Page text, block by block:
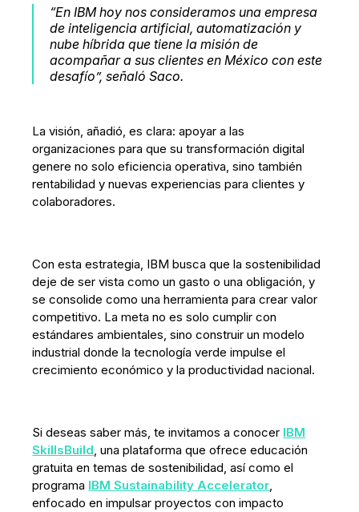
“En IBM hoy nos consideramos una empresa
de inteligencia artificial, automatización y
nube híbrida que tiene la misión de
acompañar a sus clientes en México con este
desafío”, señaló Saco.
La visión, añadió, es clara: apoyar a las
organizaciones para que su transformación digital
genere no solo eficiencia operativa, sino también
rentabilidad y nuevas experiencias para clientes y
colaboradores.
Con esta estrategia, IBM busca que la sostenibilidad
deje de ser vista como un gasto o una obligación, y
se consolide como una herramienta para crear valor
competitivo. La meta no es solo cumplir con
estándares ambientales, sino construir un modelo
industrial donde la tecnología verde impulse el
crecimiento económico y la productividad nacional.
Si deseas saber más, te invitamos a conocer IBM
SkillsBuild, una plataforma que ofrece educación
gratuita en temas de sostenibilidad, así como el
programa IBM Sustainability Accelerator,
enfocado en impulsar proyectos con impacto